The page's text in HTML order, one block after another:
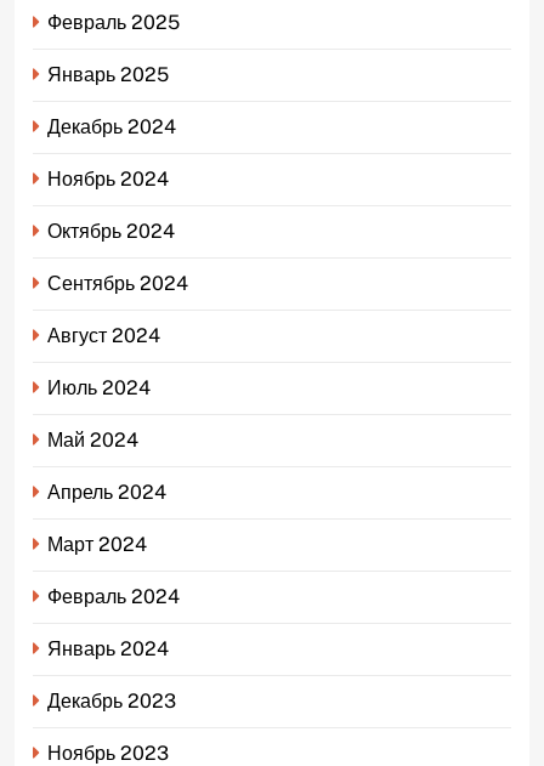
Февраль 2025
Январь 2025
Декабрь 2024
Ноябрь 2024
Октябрь 2024
Сентябрь 2024
Август 2024
Июль 2024
Май 2024
Апрель 2024
Март 2024
Февраль 2024
Январь 2024
Декабрь 2023
Ноябрь 2023